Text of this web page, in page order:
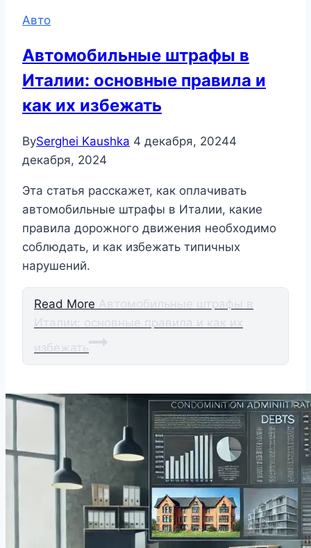
Авто
Автомобильные штрафы в
Италии: основные правила и
как их избежать
BySerghei Kaushka 4 декабря, 20244
декабря, 2024
Эта статья расскажет, как оплачивать
автомобильные штрафы в Италии, какие
правила дорожного движения необходимо
соблюдать, и как избежать типичных
нарушений.
Read More Автомобильные штрафы в
Италии: основные правила и как их
избежать